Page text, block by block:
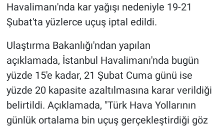
Havalimanı'nda kar yağışı nedeniyle 19-21
Şubat'ta yüzlerce uçuş iptal edildi.
Ulaştırma Bakanlığı'ndan yapılan
açıklamada, İstanbul Havalimanı'nda bugün
yüzde 15'e kadar, 21 Şubat Cuma günü ise
yüzde 20 kapasite azaltılmasına karar verildiği
belirtildi. Açıklamada, "Türk Hava Yollarının
günlük ortalama bin uçuş gerçekleştirdiği göz